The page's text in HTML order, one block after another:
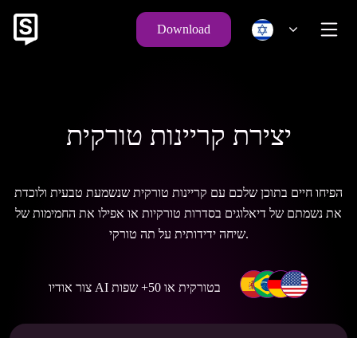
Download
יצירת קריינות טורקית
הפיחו חיים בתוכן שלכם עם קריינות טורקית שנשמעת טבעית ולוכדת
את נשמתם של דיאלוגים בסדרות טורקיות או אפילו את החמימות של
שיחה ידידותית על תה טורקי.
צור אודיו AI בטורקית או 50+ שפות